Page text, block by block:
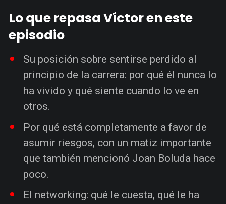
Lo que repasa Víctor en este
episodio
Su posición sobre sentirse perdido al
principio de la carrera: por qué él nunca lo
ha vivido y qué siente cuando lo ve en
otros.
Por qué está completamente a favor de
asumir riesgos, con un matiz importante
que también mencionó Joan Boluda hace
poco.
El networking: qué le cuesta, qué le ha